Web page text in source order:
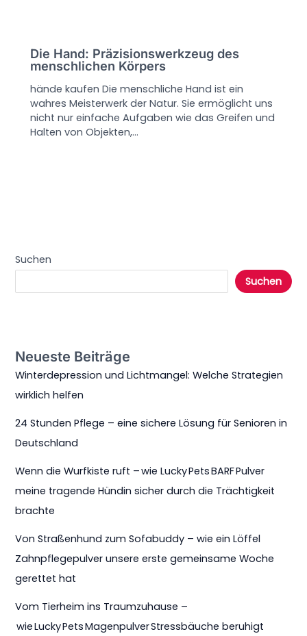
Die Hand: Präzisionswerkzeug des
menschlichen Körpers
hände kaufen Die menschliche Hand ist ein
wahres Meisterwerk der Natur. Sie ermöglicht uns
nicht nur einfache Aufgaben wie das Greifen und
Halten von Objekten,…
Suchen
Suchen
Neueste Beiträge
Winterdepression und Lichtmangel: Welche Strategien
wirklich helfen
24 Stunden Pflege – eine sichere Lösung für Senioren in
Deutschland
Wenn die Wurfkiste ruft – wie Lucky Pets BARF Pulver
meine tragende Hündin sicher durch die Trächtigkeit
brachte
Von Straßenhund zum Sofabuddy – wie ein Löffel
Zahnpflegepulver unsere erste gemeinsame Woche
gerettet hat
Vom Tierheim ins Traumzuhause –
wie Lucky Pets Magenpulver Stressbäuche beruhigt